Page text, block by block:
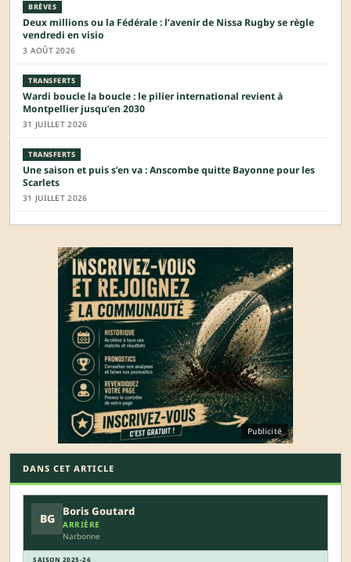
BRÈVES
Deux millions ou la Fédérale : l’avenir de Nissa Rugby se règle
vendredi en visio
3 AOÛT 2026
TRANSFERTS
Wardi boucle la boucle : le pilier international revient à
Montpellier jusqu’en 2030
31 JUILLET 2026
TRANSFERTS
Une saison et puis s’en va : Anscombe quitte Bayonne pour les
Scarlets
31 JUILLET 2026
Publicité
DANS CET ARTICLE
BG
Boris Goutard
ARRIÈRE
Narbonne
SAISON 2025-26